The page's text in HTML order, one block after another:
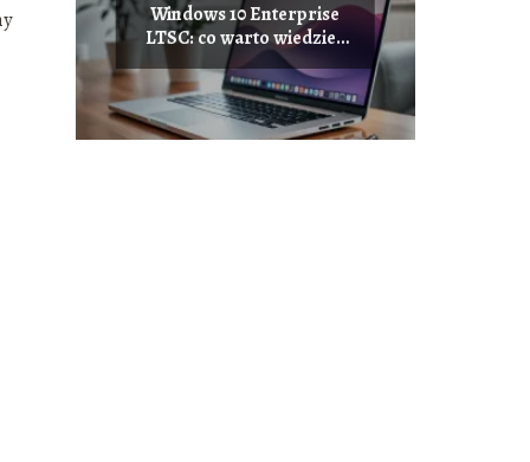
Windows 10 Enterprise
LTSC: co warto wiedzieć
przed zakupem?